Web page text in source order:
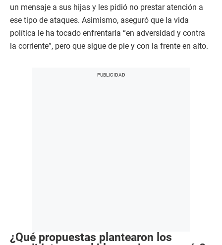
un mensaje a sus hijas y les pidió no prestar atención a
ese tipo de ataques. Asimismo, aseguró que la vida
política le ha tocado enfrentarla “en adversidad y contra
la corriente”, pero que sigue de pie y con la frente en alto.
¿Qué propuestas plantearon los